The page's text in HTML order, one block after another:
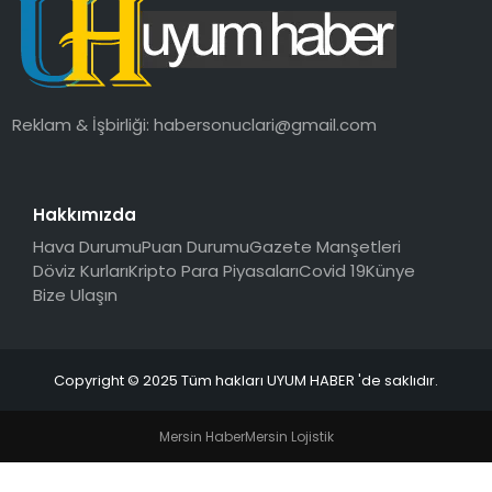
SAĞLIK
MAGAZIN
Reklam & İşbirliği:habersonuclari@gmail.com
Hakkımızda
Hava DurumuPuan DurumuGazete Manşetleri
Döviz KurlarıKripto Para PiyasalarıCovid 19Künye
Bize Ulaşın
Copyright © 2025 Tüm hakları UYUM HABER 'de saklıdır.
Mersin HaberMersin Lojistik